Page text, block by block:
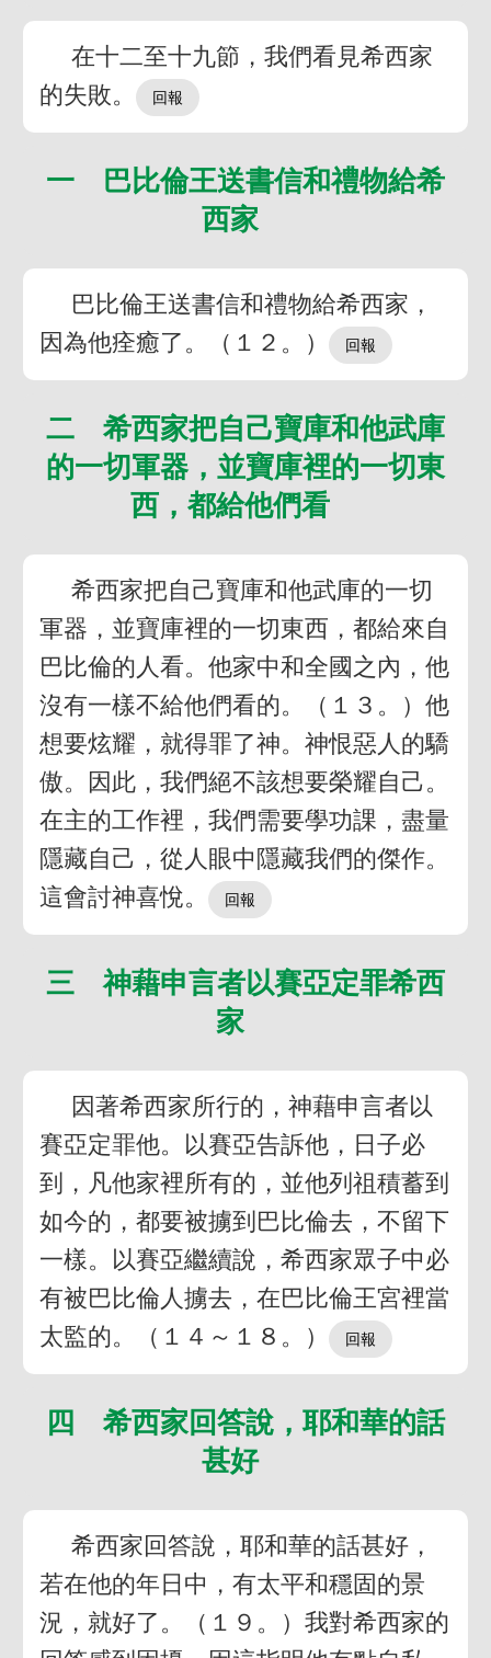
在十二至十九節，我們看見希西家
的失敗。
一 巴比倫王送書信和禮物給希
西家
巴比倫王送書信和禮物給希西家，
因為他痊癒了。（１２。）
二 希西家把自己寶庫和他武庫
的一切軍器，並寶庫裡的一切東
西，都給他們看
希西家把自己寶庫和他武庫的一切
軍器，並寶庫裡的一切東西，都給來自
巴比倫的人看。他家中和全國之內，他
沒有一樣不給他們看的。（１３。）他
想要炫耀，就得罪了神。神恨惡人的驕
傲。因此，我們絕不該想要榮耀自己。
在主的工作裡，我們需要學功課，盡量
隱藏自己，從人眼中隱藏我們的傑作。
這會討神喜悅。
三 神藉申言者以賽亞定罪希西
家
因著希西家所行的，神藉申言者以
賽亞定罪他。以賽亞告訴他，日子必
到，凡他家裡所有的，並他列祖積蓄到
如今的，都要被擄到巴比倫去，不留下
一樣。以賽亞繼續說，希西家眾子中必
有被巴比倫人擄去，在巴比倫王宮裡當
太監的。（１４～１８。）
四 希西家回答說，耶和華的話
甚好
希西家回答說，耶和華的話甚好，
若在他的年日中，有太平和穩固的景
況，就好了。（１９。）我對希西家的